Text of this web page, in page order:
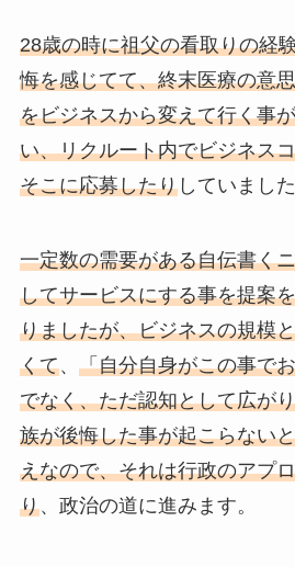
28歳の時に祖父の看取りの経
悔を感じてて、終末医療の意
をビジネスから変えて行く事
い、リクルート内でビジネス
そこに応募したりしていました
一定数の需要がある自伝書く
してサービスにする事を提案
りましたが、ビジネスの規模
くて、 「自分自身がこの事で
でなく、ただ認知として広が
族が後悔した事が起こらない
えなので、それは行政のアプ
り、政治の道に進みます。